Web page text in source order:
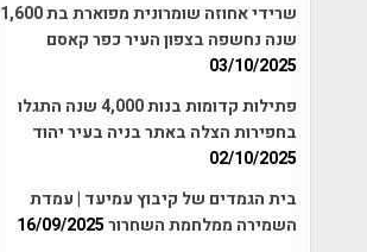
שרידי אחוזה שומרונית מפוארת בת 1,600
שנה נחשפה בצפון העיר כפר קאסם
03/10/2025
פתילות קדומות בנות 4,000 שנה התגלו
בחפירות הצלה באתר בניה בעיר יהוד
02/10/2025
בית הגמדים של קיבוץ עמיעד | עמדת
השמירה ממלחמת השחרור16/09/2025